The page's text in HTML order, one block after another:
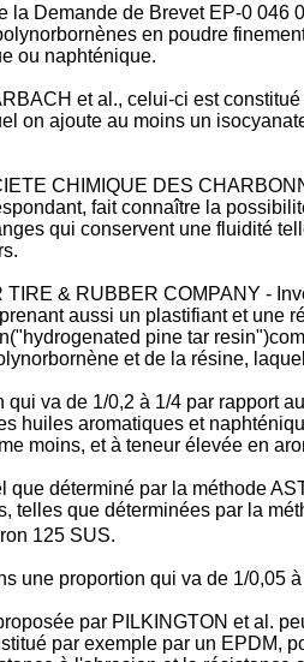
la Demande de Brevet EP-0
en poudre
ou naphténique.
et al., celui-ci est
on ajoute au moins un
CHIMIQUE DES
fait connaître la
qui conservent une fluidité
& RUBBER COMPANY -
aussi un plastifiant et
pine tar
et de la résine,
va de 1/0,2 à 1/4 par rapport
huiles aromatiques et
moins, et à teneur élevée en
déterminé par la méthode
telles que déterminées par la
125 SUS.
une proportion qui va de 1/0,05 à
par PILKINGTON et al.
par exemple par un EPDM,